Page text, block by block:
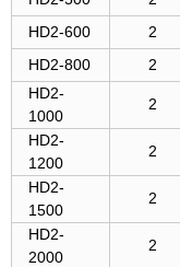
HD2-600
2
HD2-800
2
HD2-
1000
2
HD2-
1200
2
HD2-
1500
2
HD2-
2000
2